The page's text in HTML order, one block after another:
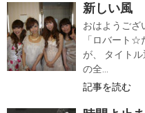
新しい風
おはようござ
「ロバート☆
が、 タイト
の全...
記事を読む